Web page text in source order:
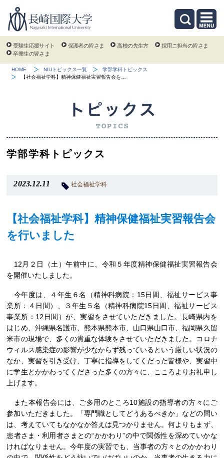
受験生応援サイト 保護者の皆さま 高校の先生方
採用ご担当の皆さま
卒業生の皆さま
HOME NIUトピックス一覧
学部学科トピックス
【社会福祉学科】精神保健福祉実習報告会を…
学部学科トピックス
2023.12.11 社会福祉学科
【社会福祉学科】精神保健福祉実習報告会
を行いました
12月２日（土）午前中に、令和５年度精神保健福祉実習報告会
を開催いたしました。
今年度は、４年生６名（精神科病院：15日間、福祉サービス事
業所：４日間）、３年生５名（精神科病院15日間、福祉サービス
事業所：12日間）が、実習をさせていただきました。長崎県内を
はじめ、沖縄県名護市、熊本県熊本市、山口県山口市、福岡県久留
米市の現場で、多くの貴重な体験をさせていただきました。コロナ
ウィルス感染症の影響が少なからず残っているという厳しい状況の
なか、実習を引き受け、丁寧に指導をしてくだった皆様や、実習中
に学生とかかわってくださった多くの方々に、こころよりお礼申し
上げます。
また本報告会には、ご多用のところ10施設の指導者の方々にご
参加いただきました。「専門職としてどうあるべきか」などの問い
は、考えていてもなかなか答えは見つかりません。何よりもまず、
患者さま・利用者さまとの“かかわり”の中で関係性を深めていかな
ければなりません。今年度の実習でも、当事者の方々とのかかわり